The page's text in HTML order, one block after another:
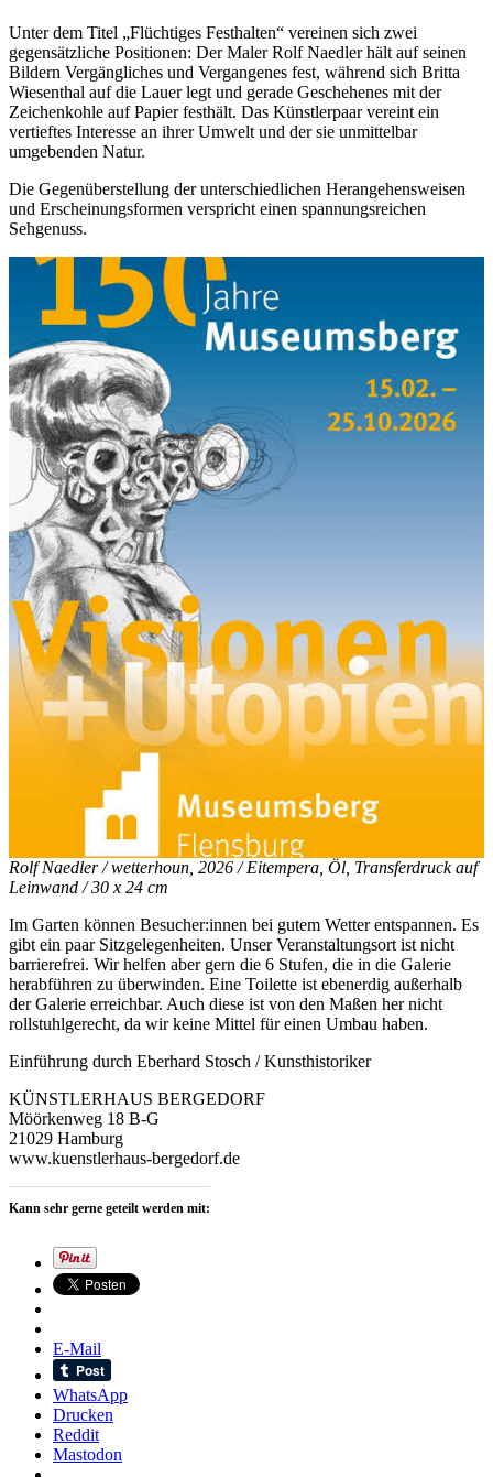
Unter dem Titel „Flüchtiges Festhalten“ vereinen sich zwei
gegensätzliche Positionen: Der Maler Rolf Naedler hält auf seinen
Bildern Vergängliches und Vergangenes fest, während sich Britta
Wiesenthal auf die Lauer legt und gerade Geschehenes mit der
Zeichenkohle auf Papier festhält. Das Künstlerpaar vereint ein
vertieftes Interesse an ihrer Umwelt und der sie unmittelbar
umgebenden Natur.
Die Gegenüberstellung der unterschiedlichen Herangehensweisen
und Erscheinungsformen verspricht einen spannungsreichen
Sehgenuss.
Rolf Naedler / wetterhoun, 2026 / Eitempera, Öl, Transferdruck auf
Leinwand / 30 x 24 cm
Im Garten können Besucher:innen bei gutem Wetter entspannen. Es
gibt ein paar Sitzgelegenheiten. Unser Veranstaltungsort ist nicht
barrierefrei. Wir helfen aber gern die 6 Stufen, die in die Galerie
herabführen zu überwinden. Eine Toilette ist ebenerdig außerhalb
der Galerie erreichbar. Auch diese ist von den Maßen her nicht
rollstuhlgerecht, da wir keine Mittel für einen Umbau haben.
Einführung durch Eberhard Stosch / Kunsthistoriker
KÜNSTLERHAUS BERGEDORF
Möörkenweg 18 B-G
21029 Hamburg
www.kuenstlerhaus-bergedorf.de
Kann sehr gerne geteilt werden mit:
E-Mail
WhatsApp
Drucken
Reddit
Mastodon